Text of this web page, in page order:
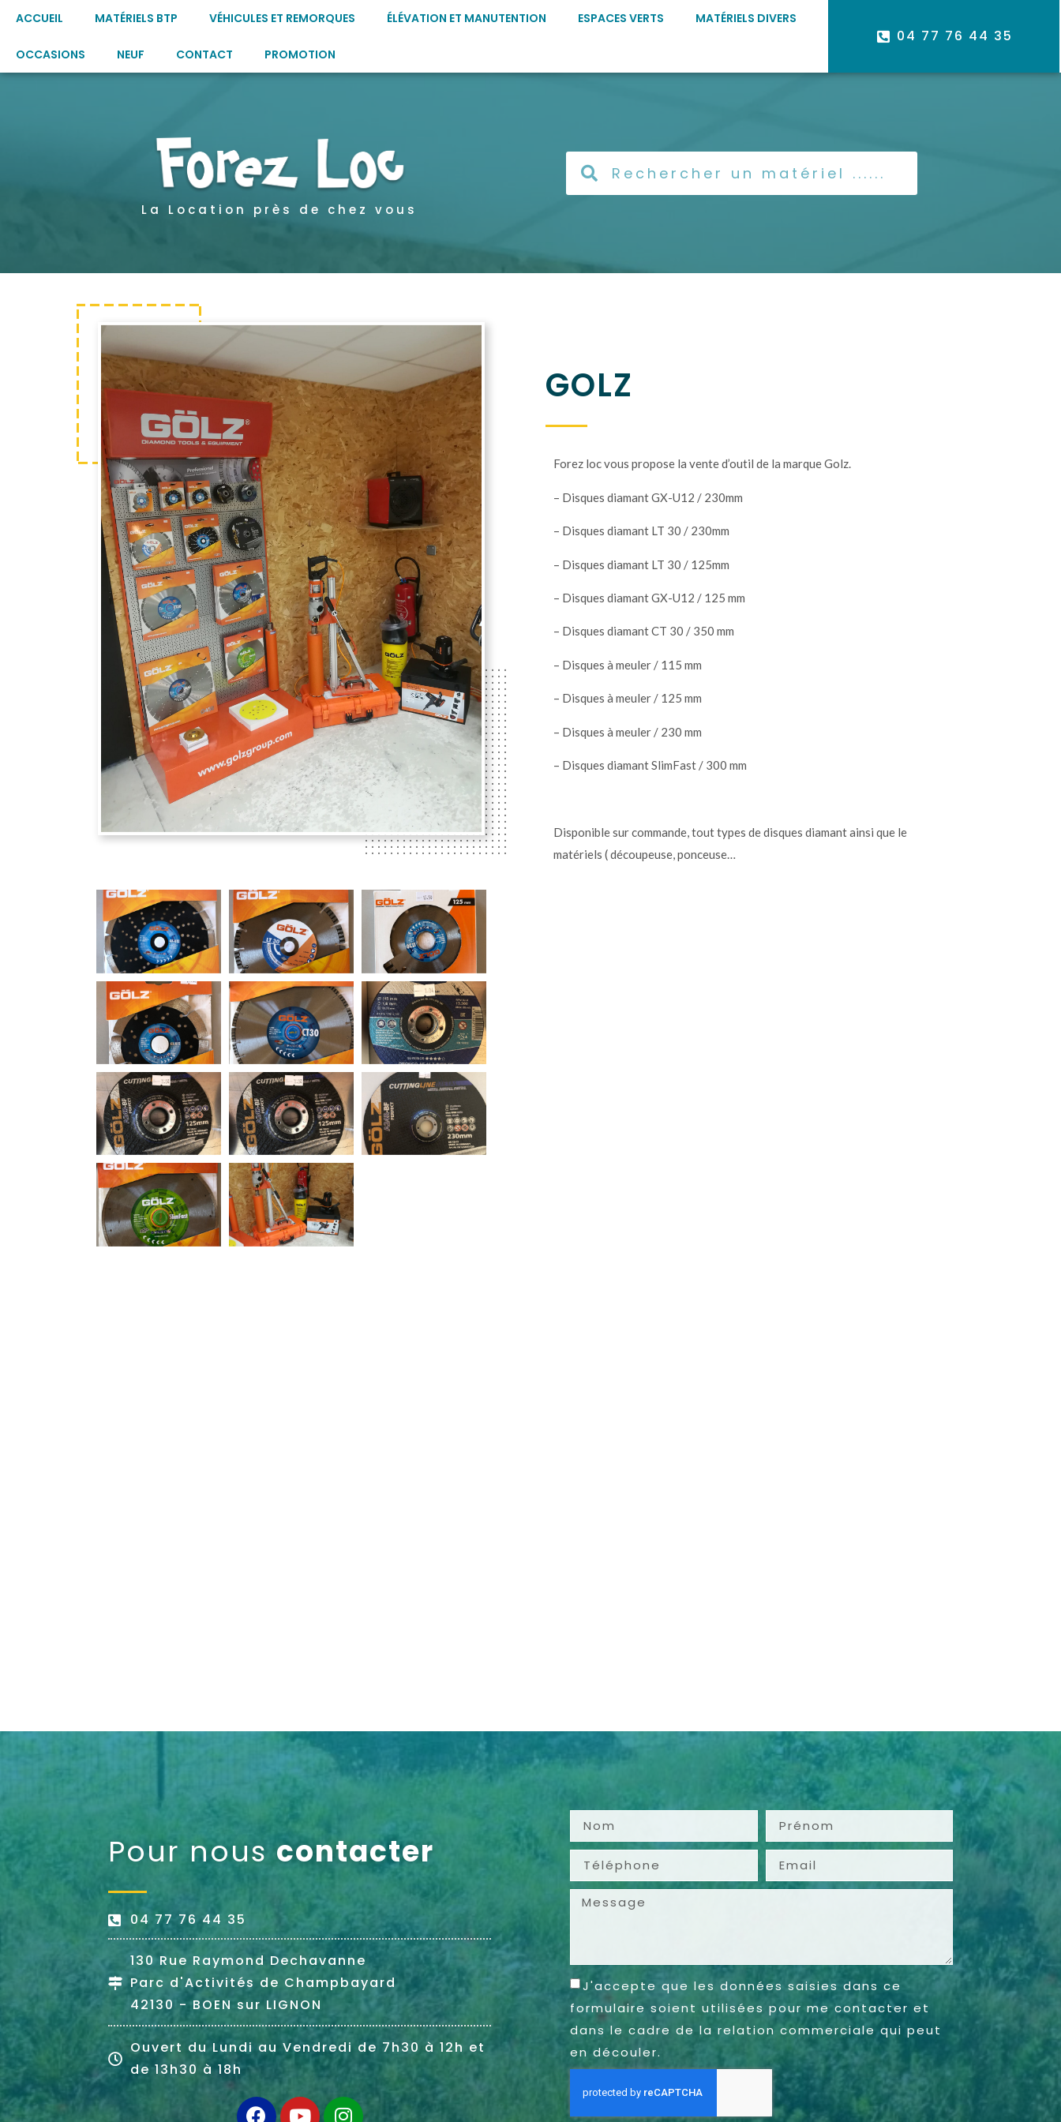
ACCUEIL MATÉRIELS BTP VÉHICULES ET REMORQUES ÉLÉVATION ET MANUTENTION ESPACES VERTS MATÉRIELS DIVERS
OCCASIONS NEUF CONTACT PROMOTION
04 77 76 44 35
La Location près de chez vous
GOLZ
Forez loc vous propose la vente d’outil de la marque Golz.
– Disques diamant GX-U12 / 230mm
– Disques diamant LT 30 / 230mm
– Disques diamant LT 30 / 125mm
– Disques diamant GX-U12 / 125 mm
– Disques diamant CT 30 / 350 mm
– Disques à meuler / 115 mm
– Disques à meuler / 125 mm
– Disques à meuler / 230 mm
– Disques diamant SlimFast / 300 mm
Disponible sur commande, tout types de disques diamant ainsi que le
matériels ( découpeuse, ponceuse…
Pour nouscontacter
04 77 76 44 35
130 Rue Raymond Dechavanne
Parc d'Activités de Champbayard
42130 - BOEN sur LIGNON
Ouvert du Lundi au Vendredi de 7h30 à 12h et
de 13h30 à 18h
J'accepte que les données saisies dans ce
formulaire soient utilisées pour me contacter et
dans le cadre de la relation commerciale qui peut
en découler.